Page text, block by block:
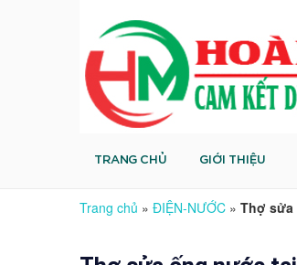
TRANG CHỦ GIỚI THIỆU
Trang chủ » ĐIỆN-NƯỚC » Thợ sửa